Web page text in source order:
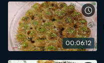
00:06:12